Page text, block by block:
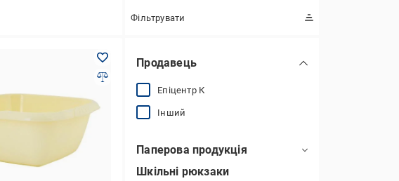
Фільтрувати
Продавець
Епіцентр К
Інший
Паперова продукція
Шкільні рюкзаки